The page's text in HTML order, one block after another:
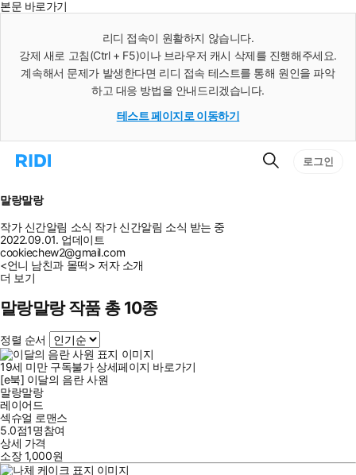
본문 바로가기
리디 접속이 원활하지 않습니다.
강제 새로 고침(Ctrl + F5)이나 브라우저 캐시 삭제를 진행해주세요.
계속해서 문제가 발생한다면 리디 접속 테스트를 통해 원인을 파악
하고 대응 방법을 안내드리겠습니다.
테스트 페이지로 이동하기
리
으
로
이
동
검
로그인
말랑말랑
작가 신간알림 소식 작가 신간알림 소식 받는 중
2022.09.01. 업데이트
cookiechew2@gmail.com
<언니 남친과 몰떡> 저자 소개
더 보기
말랑말랑 작품 총 10종
정렬 순서
19세 미만 구독불가 상세페이지 바로가기
[e북] 이달의 음란 사원
말랑말랑
레이어드
섹슈얼 로맨스
5.0점1명참여
상세 가격
소장1,000원